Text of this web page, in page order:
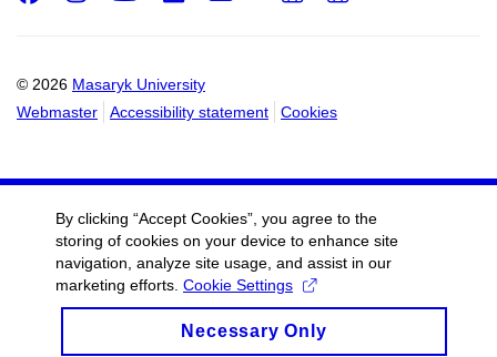
© 2026 Masaryk University
Webmaster
Accessibility statement Cookies
Email
By clicking “Accept Cookies”, you agree to the
storing of cookies on your device to enhance site
navigation, analyze site usage, and assist in our
marketing efforts. Cookie Settings
Necessary Only